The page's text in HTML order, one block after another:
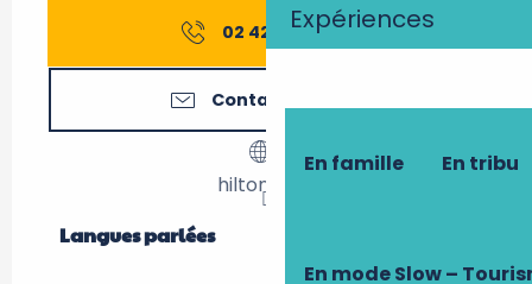
Expériences
En famille En tribu
En mode Slow –
02 42 67 02▒▒
Contactez-nous
hilton.com
Langues parlées
Langues parlées